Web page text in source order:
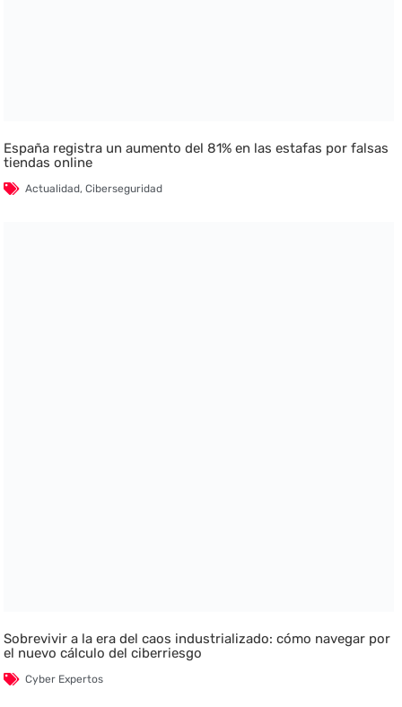
España registra un aumento del 81% en las estafas por falsas
tiendas online
Actualidad,Ciberseguridad
Sobrevivir a la era del caos industrializado: cómo navegar por
el nuevo cálculo del ciberriesgo
Cyber Expertos